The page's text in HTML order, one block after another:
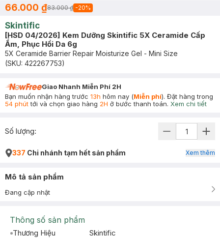
66.000 ₫83.000 ₫ -20%
Skintific
[HSD 04/2026] Kem Dưỡng Skintific 5X Ceramide Cấp
Ẩm, Phục Hồi Da 6g
5X Ceramide Barrier Repair Moisturize Gel - Mini Size
(SKU: 422267753)
Giao Nhanh Miễn Phí 2H
Bạn muốn nhận hàng trước 13h hôm nay (Miễn phí). Đặt hàng trong
54 phúttới và chọn giao hàng 2H ở bước thanh toán. Xem chi tiết
Số lượng:
337 Chi nhánh tạm hết sản phẩm Xem thêm
Mô tả sản phẩm
Đang cập nhật
Thông số sản phẩm
Thương Hiệu
Skintific